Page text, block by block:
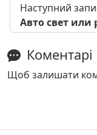
Наступний
Авто свет или
Коментарі
Щоб залишати